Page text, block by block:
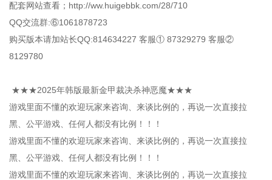
配套网站查看；http://ww.huigebbk.com/28/710
QQ交流群:⑥1061878723
购买版本请加站长QQ:814634227 客服① 87329279 客服②
8129780
★★★2025年韩版最新金甲裁决杀神恶魔★★★
游戏里面不懂的欢迎玩家来咨询、来谈比例的，再说一次直接拉
黑、公平游戏、任何人都没有比例！！！
游戏里面不懂的欢迎玩家来咨询、来谈比例的，再说一次直接拉
黑、公平游戏、任何人都没有比例！！！
游戏里面不懂的欢迎玩家来咨询、来谈比例的，再说一次直接拉